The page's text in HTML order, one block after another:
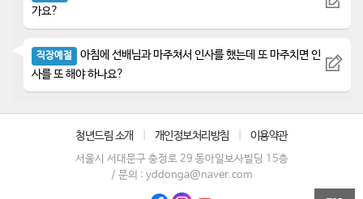
가요?
직장예절
아침에 선배님과 마주쳐서 인사를 했는데 또 마주치면 인
사를 또 해야 하나요?
청년드림 소개 개인정보처리방침 이용약관
서울시 서대문구 충정로 29 동아일보사빌딩 15층
/ 문의 : yddonga@naver.com